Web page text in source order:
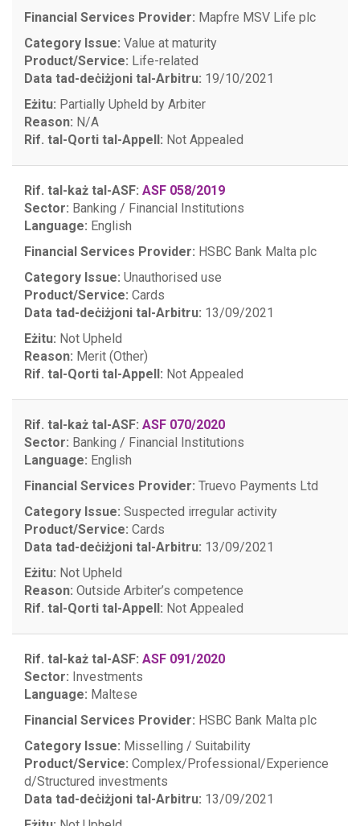
Financial Services Provider: Mapfre MSV Life plc
Category Issue: Value at maturity
Product/Service: Life-related
Data tad-deċiżjoni tal-Arbitru: 19/10/2021
Eżitu: Partially Upheld by Arbiter
Reason: N/A
Rif. tal-Qorti tal-Appell: Not Appealed
Rif. tal-każ tal-ASF: ASF 058/2019
Sector: Banking / Financial Institutions
Language: English
Financial Services Provider: HSBC Bank Malta plc
Category Issue: Unauthorised use
Product/Service: Cards
Data tad-deċiżjoni tal-Arbitru: 13/09/2021
Eżitu: Not Upheld
Reason: Merit (Other)
Rif. tal-Qorti tal-Appell: Not Appealed
Rif. tal-każ tal-ASF: ASF 070/2020
Sector: Banking / Financial Institutions
Language: English
Financial Services Provider: Truevo Payments Ltd
Category Issue: Suspected irregular activity
Product/Service: Cards
Data tad-deċiżjoni tal-Arbitru: 13/09/2021
Eżitu: Not Upheld
Reason: Outside Arbiter’s competence
Rif. tal-Qorti tal-Appell: Not Appealed
Rif. tal-każ tal-ASF: ASF 091/2020
Sector: Investments
Language: Maltese
Financial Services Provider: HSBC Bank Malta plc
Category Issue: Misselling / Suitability
Product/Service: Complex/Professional/Experience
d/Structured investments
Data tad-deċiżjoni tal-Arbitru: 13/09/2021